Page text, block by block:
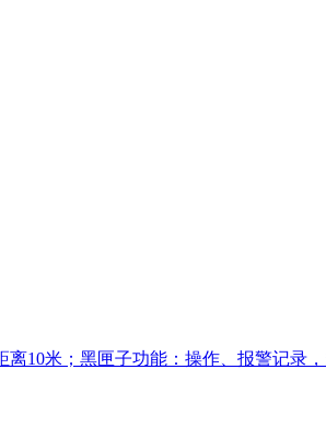
10米；黑匣子功能：操作、报警记录